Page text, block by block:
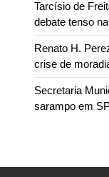
Tarcísio de
debate tenso
Renato H.
crise de
Secretaria
sarampo em